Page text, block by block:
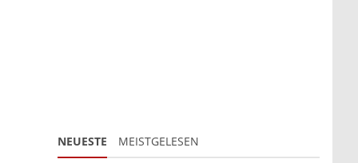
NEUESTE MEISTGELESEN